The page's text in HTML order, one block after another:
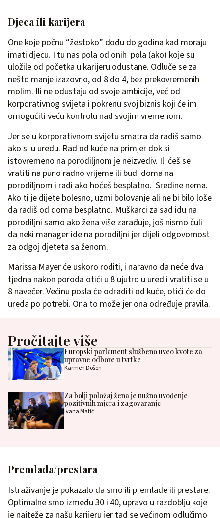
Djeca ili karijera
One koje počnu “žestoko” dođu do godina kad moraju
imati djecu. I tu nas pola od onih pola (ako) koje su
uložile od početka u karijeru odustane. Odluče se za
nešto manje izazovno, od 8 do 4, bez prekovremenih
molim. Ili ne odustaju od svoje ambicije, već od
korporativnog svijeta i pokrenu svoj biznis koji će im
omogućiti veću kontrolu nad svojim vremenom.
Jer se u korporativnom svijetu smatra da radiš samo
ako si u uredu. Rad od kuće na primjer dok si
istovremeno na porodiljnom je neizvediv. Ili ćeš se
vratiti na puno radno vrijeme ili budi doma na
porodiljnom i radi ako hoćeš besplatno. Sredine nema.
Ako ti je dijete bolesno, uzmi bolovanje ali ne bi bilo loše
da radiš od doma besplatno. Muškarci za sad idu na
porodiljni samo ako žena više zarađuje, još nismo čuli
da neki manager ide na porodiljni jer dijeli odgovornost
za odgoj djeteta sa ženom.
Marissa Mayer će uskoro roditi, i naravno da neće dva
tjedna nakon poroda otići u 8 ujutro u ured i vratiti se u
8 navečer. Većinu posla će odraditi od kuće, otići će do
ureda po potrebi. Ona to može jer ona određuje pravila.
Pročitajte više
Europski parlament službeno uveo kvote za
upravne odbore u tvrtke
Karmen Došen
Za bolji položaj žena je nužno uvođenje
pozitivnih mjera i zagovaranje
Ivana Matić
Premlada/prestara
Istraživanje je pokazalo da smo ili premlade ili prestare.
Optimalne smo između 30 i 40, upravo u razdoblju koje
je najteže za našu karijeru jer tad se većinom odlučimo